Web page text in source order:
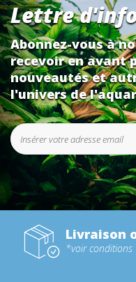
Lettre
Abonnez-vous à
recevoir en avant
nouveautés et
l'univers de
Livraison
*voir conditions